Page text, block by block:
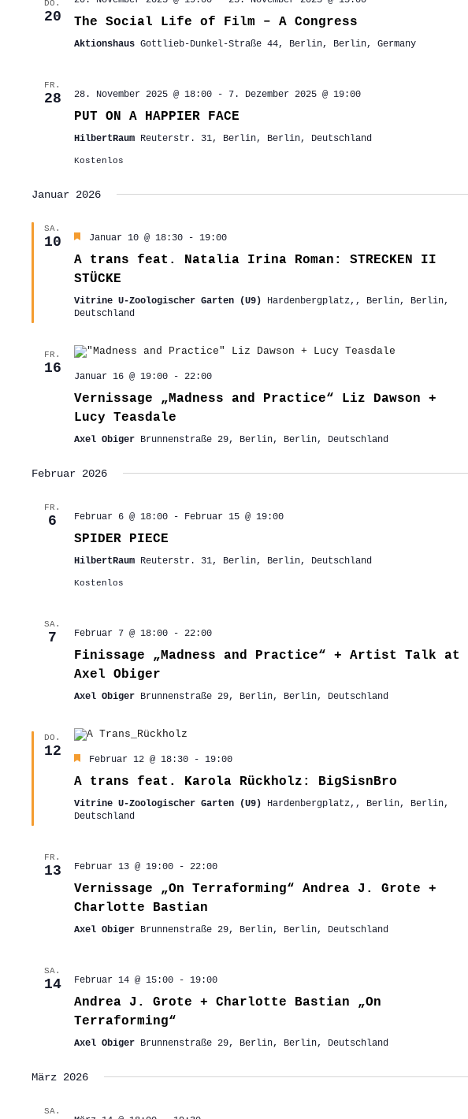
DO.
20 The Social Life of Film – A Congress
Aktionshaus Gottlieb-Dunkel-Straße 44, Berlin, Berlin, Germany
FR.
28 28. November 2025 @ 18:00- 7. Dezember 2025 @ 19:00
PUT ON A HAPPIER FACE
HilbertRaum Reuterstr. 31, Berlin, Berlin, Deutschland
Kostenlos
Januar 2026
SA.
10 Hervorgehoben
Januar 10 @ 18:30- 19:00
A trans feat. Natalia Irina Roman: STRECKEN II
STÜCKE
Vitrine U-Zoologischer Garten (U9)
Hardenbergplatz,, Berlin, Berlin,
Deutschland
FR.
16
Januar 16 @ 19:00- 22:00
Vernissage „Madness and Practice“ Liz Dawson +
Lucy Teasdale
Axel Obiger Brunnenstraße 29, Berlin, Berlin, Deutschland
Februar 2026
FR.
6 Februar 6 @ 18:00- Februar 15 @ 19:00
SPIDER PIECE
HilbertRaum Reuterstr. 31, Berlin, Berlin, Deutschland
Kostenlos
SA.
7 Februar 7 @ 18:00- 22:00
Finissage „Madness and Practice“ + Artist Talk at
Axel Obiger
Axel Obiger Brunnenstraße 29, Berlin, Berlin, Deutschland
DO.
12 Hervorgehoben
Februar 12 @ 18:30- 19:00
A trans feat. Karola Rückholz: BigSisnBro
Vitrine U-Zoologischer Garten (U9)
Hardenbergplatz,, Berlin, Berlin,
Deutschland
FR.
13 Februar 13 @ 19:00- 22:00
Vernissage „On Terraforming“ Andrea J. Grote +
Charlotte Bastian
Axel Obiger Brunnenstraße 29, Berlin, Berlin, Deutschland
SA.
14 Februar 14 @ 15:00- 19:00
Andrea J. Grote + Charlotte Bastian „On
Terraforming“
Axel Obiger Brunnenstraße 29, Berlin, Berlin, Deutschland
März 2026
SA.